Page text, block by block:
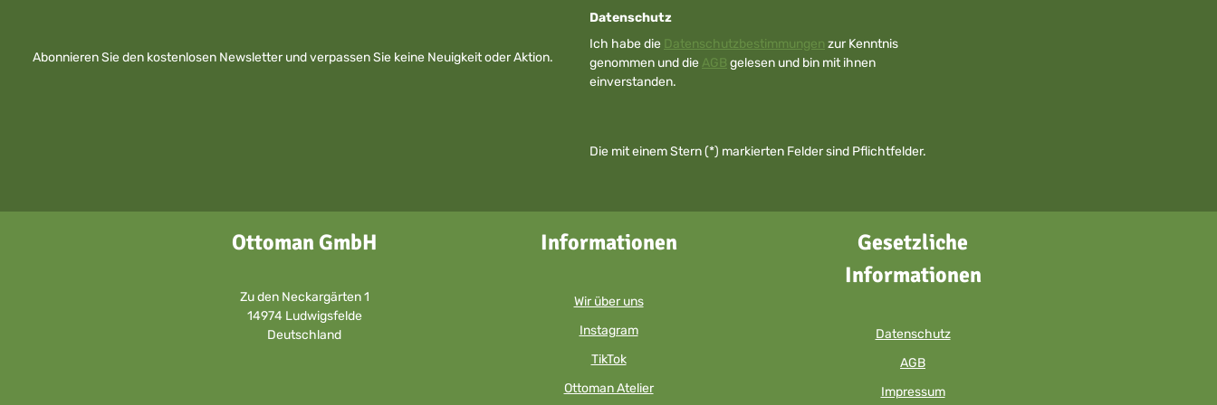
Abonnieren Sie den kostenlosen Newsletter und verpassen Sie keine Neuigkeit oder Aktion.
Datenschutz
Ich habe die Datenschutzbestimmungen zur Kenntnis
genommen und die AGB gelesen und bin mit ihnen
einverstanden.
Die mit einem Stern (*) markierten Felder sind Pflichtfelder.
Ottoman GmbH
Zu den Neckargärten 1
14974 Ludwigsfelde
Deutschland
Informationen
Wir über uns
Instagram
TikTok
Ottoman Atelier
Gesetzliche
Informationen
Datenschutz
AGB
Impressum